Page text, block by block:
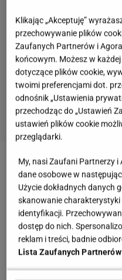
Zobacz wideoDużo
domową musztardę
Czy nacinać kiełbasę
błąd
Jak grillować kiełbasę?
Klikając „Akceptuję”
przechowywanie plików
Zaufanych Partnerów i
końcowym. Możesz w
dotyczące plików cookie,
twoimi preferencjami dot.
odnośnik „Ustawienia
przechodząc do „Ustawień
ustawień plików cookie
przeglądarki.
My, nasi Zaufani Partnerzy
dane osobowe w
Użycie dokładnych danych
skanowanie charakterystyki
identyfikacji.
dostęp do nich.
reklam i treści, badnie
Lista Zaufanych Partnerów